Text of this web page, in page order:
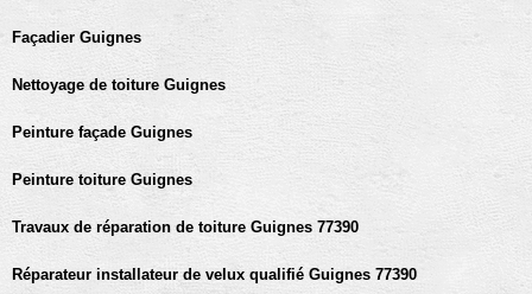
Façadier Guignes
Nettoyage de toiture Guignes
Peinture façade Guignes
Peinture toiture Guignes
Travaux de réparation de toiture Guignes 77390
Réparateur installateur de velux qualifié Guignes 77390